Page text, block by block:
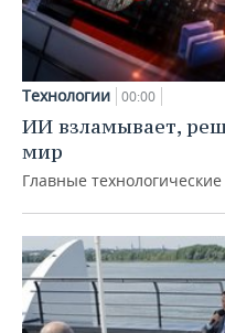
Технологии 00:00
ИИ взламывает,
мир
Главные